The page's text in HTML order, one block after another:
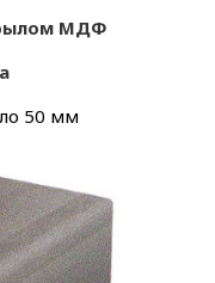
МДФ
50 мм